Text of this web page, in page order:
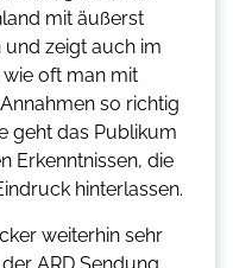
mit äußerst
und zeigt auch im
wie oft man mit
so richtig
geht das Publikum
Erkenntnissen, die
hinterlassen.
weiterhin sehr